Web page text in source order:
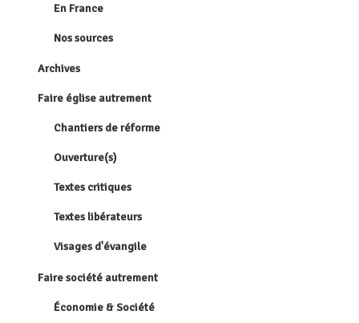
En France
Nos sources
Archives
Faire église autrement
Chantiers de réforme
Ouverture(s)
Textes critiques
Textes libérateurs
Visages d'évangile
Faire société autrement
Économie & Société